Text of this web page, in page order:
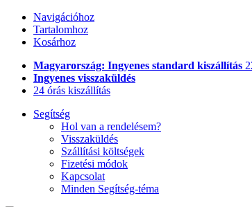
Navigációhoz
Tartalomhoz
Kosárhoz
Magyarország: Ingyenes standard kiszállítás
Ingyenes visszaküldés
24 órás kiszállítás
Segítség
Hol van a rendelésem?
Visszaküldés
Szállítási költségek
Fizetési módok
Kapcsolat
Minden Segítség-téma